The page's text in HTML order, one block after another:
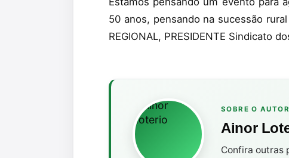
50 anos, pensando na sucessão
REGIONAL, PRESIDENTE Sindicato
SOBRE O AUTOR
Ainor
Confira outras